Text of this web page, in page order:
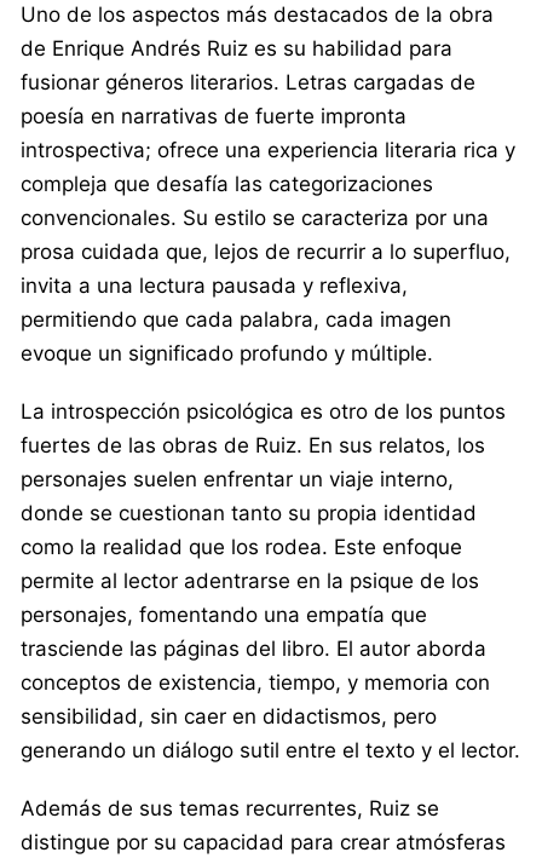
Uno de los aspectos más destacados de la obra
de Enrique Andrés Ruiz es su habilidad para
fusionar géneros literarios. Letras cargadas de
poesía en narrativas de fuerte impronta
introspectiva; ofrece una experiencia literaria rica y
compleja que desafía las categorizaciones
convencionales. Su estilo se caracteriza por una
prosa cuidada que, lejos de recurrir a lo superfluo,
invita a una lectura pausada y reflexiva,
permitiendo que cada palabra, cada imagen
evoque un significado profundo y múltiple.
La introspección psicológica es otro de los puntos
fuertes de las obras de Ruiz. En sus relatos, los
personajes suelen enfrentar un viaje interno,
donde se cuestionan tanto su propia identidad
como la realidad que los rodea. Este enfoque
permite al lector adentrarse en la psique de los
personajes, fomentando una empatía que
trasciende las páginas del libro. El autor aborda
conceptos de existencia, tiempo, y memoria con
sensibilidad, sin caer en didactismos, pero
generando un diálogo sutil entre el texto y el lector.
Además de sus temas recurrentes, Ruiz se
distingue por su capacidad para crear atmósferas